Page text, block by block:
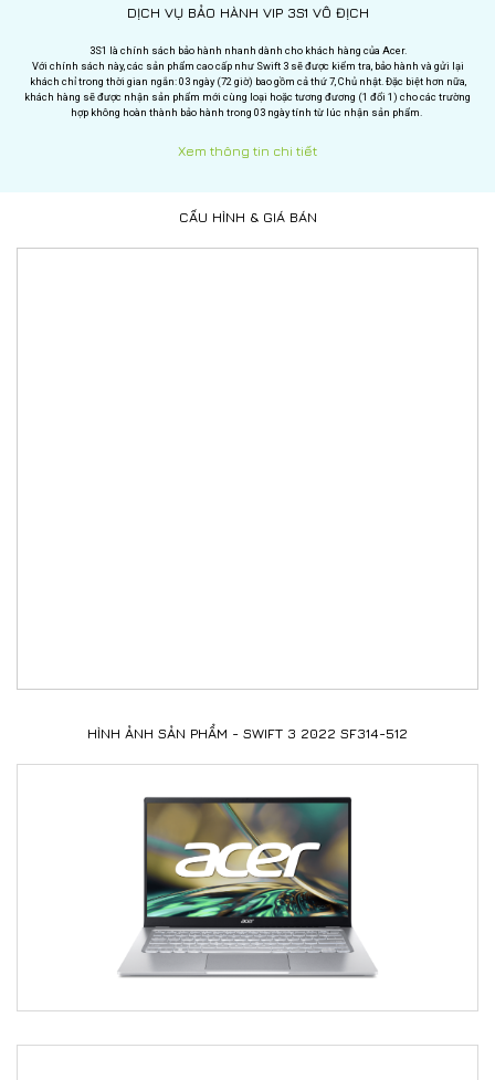
DỊCH VỤ BẢO HÀNH VIP 3S1 VÔ ĐỊCH
3S1 là chính sách bảo hành nhanh dành cho khách hàng của Acer.
Với chính sách này, các sản phẩm cao cấp như Swift 3 sẽ được kiểm tra, bảo hành và gửi lại
khách chỉ trong thời gian ngắn: 03 ngày (72 giờ) bao gồm cả thứ 7, Chủ nhật. Đặc biệt hơn nữa,
khách hàng sẽ được nhận sản phẩm mới cùng loại hoặc tương đương (1 đổi 1) cho các trường
hợp không hoàn thành bảo hành trong 03 ngày tính từ lúc nhận sản phẩm.
Xem thông tin chi tiết
CẤU HÌNH & GIÁ BÁN
HÌNH ẢNH SẢN PHẨM - SWIFT 3 2022 SF314-512